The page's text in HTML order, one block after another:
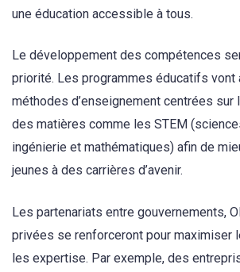
une éducation accessible à tous.
Le développement des compétences
priorité. Les programmes éducatifs vont
méthodes d’enseignement centrées sur
des matières comme les STEM
ingénierie et mathématiques) afin de
jeunes à des carrières d’avenir.
Les partenariats entre gouvernements,
privées se renforceront pour maximiser
les expertise. Par exemple, des